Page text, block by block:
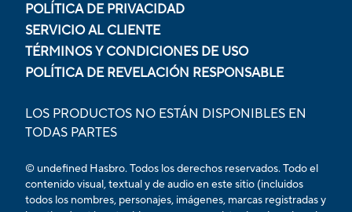
POLÍTICA DE PRIVACIDAD
SERVICIO AL CLIENTE
TÉRMINOS Y CONDICIONES DE USO
POLÍTICA DE REVELACIÓN RESPONSABLE
LOS PRODUCTOS NO ESTÁN DISPONIBLES EN
TODAS PARTES
© undefined Hasbro. Todos los derechos reservados. Todo el
contenido visual, textual y de audio en este sitio (incluidos
todos los nombres, personajes, imágenes, marcas registradas y